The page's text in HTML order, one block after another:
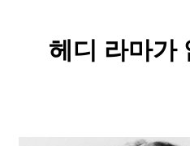
헤디 라마가